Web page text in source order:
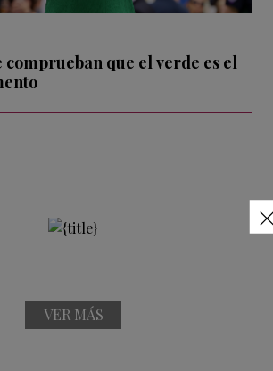
comprueban que el verde es el
VER MÁS